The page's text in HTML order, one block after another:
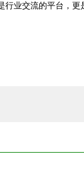
行业交流的平台，